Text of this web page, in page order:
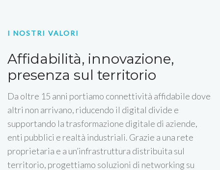
I NOSTRI VALORI
Affidabilità, innovazione,
presenza sul territorio
Da oltre 15 anni portiamo connettività affidabile dove
altri non arrivano, riducendo il digital divide e
supportando la trasformazione digitale di aziende,
enti pubblici e realtà industriali. Grazie a una rete
proprietaria e a un’infrastruttura distribuita sul
territorio, progettiamo soluzioni di networking su